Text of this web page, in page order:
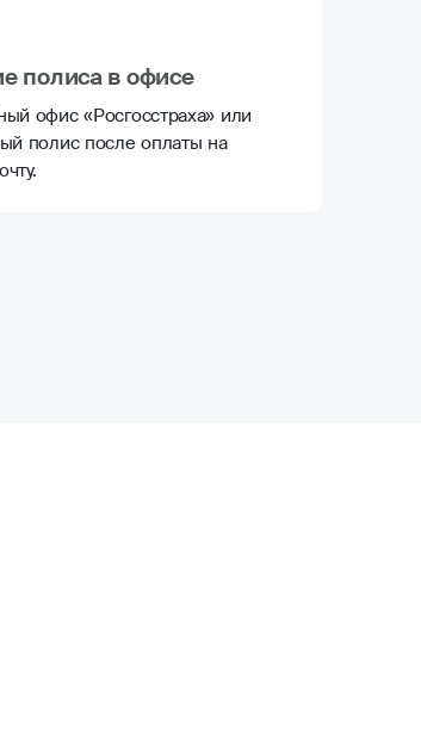
полиса в офисе
офис «Росгосстраха» или
полис после оплаты на